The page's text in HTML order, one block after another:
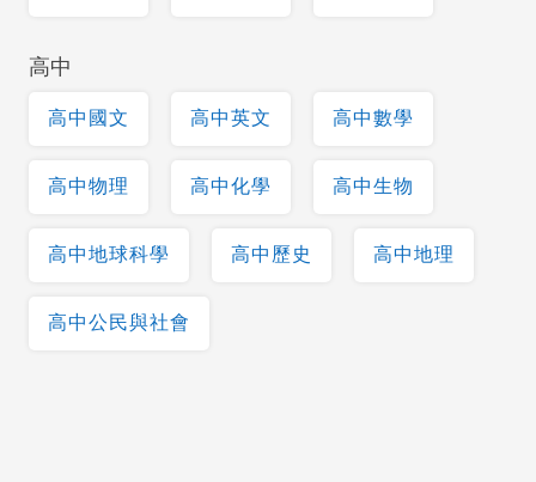
高中
高中國文 高中英文 高中數學
高中物理 高中化學 高中生物
高中地球科學 高中歷史 高中地理
高中公民與社會